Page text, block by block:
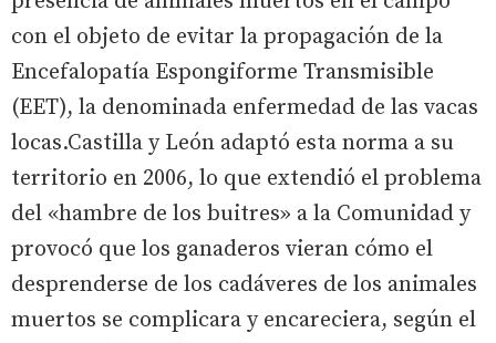
con el objeto de evitar la propagación de la
Encefalopatía Espongiforme Transmisible
(EET), la denominada enfermedad de las vacas
locas.Castilla y León adaptó esta norma a su
territorio en 2006, lo que extendió el problema
del «hambre de los buitres» a la Comunidad y
provocó que los ganaderos vieran cómo el
desprenderse de los cadáveres de los animales
muertos se complicara y encareciera, según el